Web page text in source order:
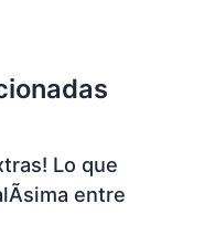
Lo que
entre